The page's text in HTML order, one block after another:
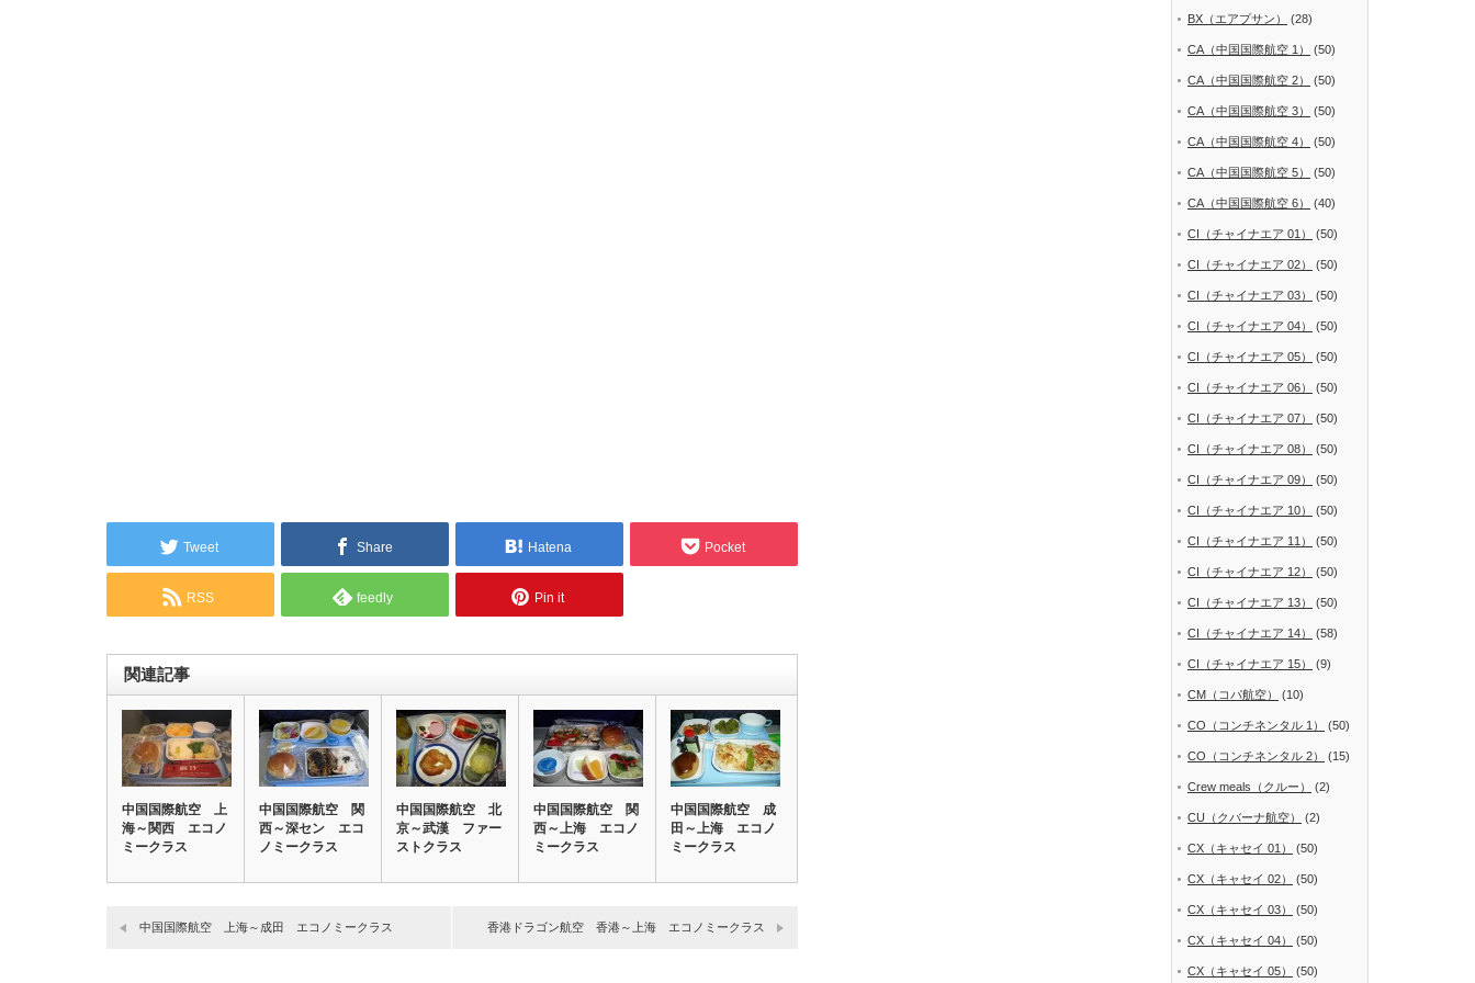
Tweet Share Hatena Pocket
RSS feedly Pin it
関連記事
中国国際航空 上
海～関西 エコノ
ミークラス
中国国際航空 関
西～深セン エコ
ノミークラス
中国国際航空 北
京～武漢 ファー
ストクラス
中国国際航空 関
西～上海 エコノ
ミークラス
中国国際航空 成
田～上海 エコノ
ミークラス
中国国際航空 上海～成田 エコノミークラス 香港ドラゴン航空 香港～上海 エコノミークラス
BX（エアプサン） (28)
CA（中国国際航空 1） (50)
CA（中国国際航空 2） (50)
CA（中国国際航空 3） (50)
CA（中国国際航空 4） (50)
CA（中国国際航空 5） (50)
CA（中国国際航空 6） (40)
CI（チャイナエア 01） (50)
CI（チャイナエア 02） (50)
CI（チャイナエア 03） (50)
CI（チャイナエア 04） (50)
CI（チャイナエア 05） (50)
CI（チャイナエア 06） (50)
CI（チャイナエア 07） (50)
CI（チャイナエア 08） (50)
CI（チャイナエア 09） (50)
CI（チャイナエア 10） (50)
CI（チャイナエア 11） (50)
CI（チャイナエア 12） (50)
CI（チャイナエア 13） (50)
CI（チャイナエア 14） (58)
CI（チャイナエア 15） (9)
CM（コパ航空） (10)
CO（コンチネンタル 1） (50)
CO（コンチネンタル 2） (15)
Crew meals（クルー） (2)
CU（クバーナ航空） (2)
CX（キャセイ 01） (50)
CX（キャセイ 02） (50)
CX（キャセイ 03） (50)
CX（キャセイ 04） (50)
CX（キャセイ 05） (50)